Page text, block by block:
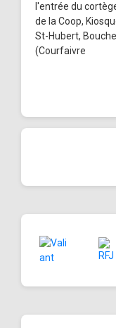
l'entrée du
de la Coop,
St-Hubert,
(Courfaivre